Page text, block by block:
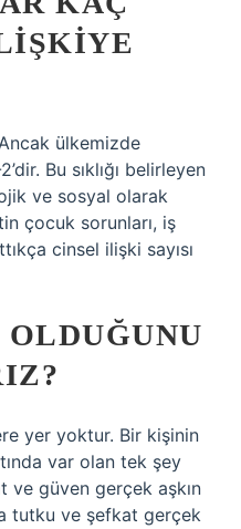
ülkemizde
Bu sıklığı belirleyen
ve sosyal olarak
çocuk sorunları, iş
cinsel ilişki sayısı
yer yoktur. Bir kişinin
var olan tek şey
ve güven gerçek aşkın
tutku ve şefkat gerçek